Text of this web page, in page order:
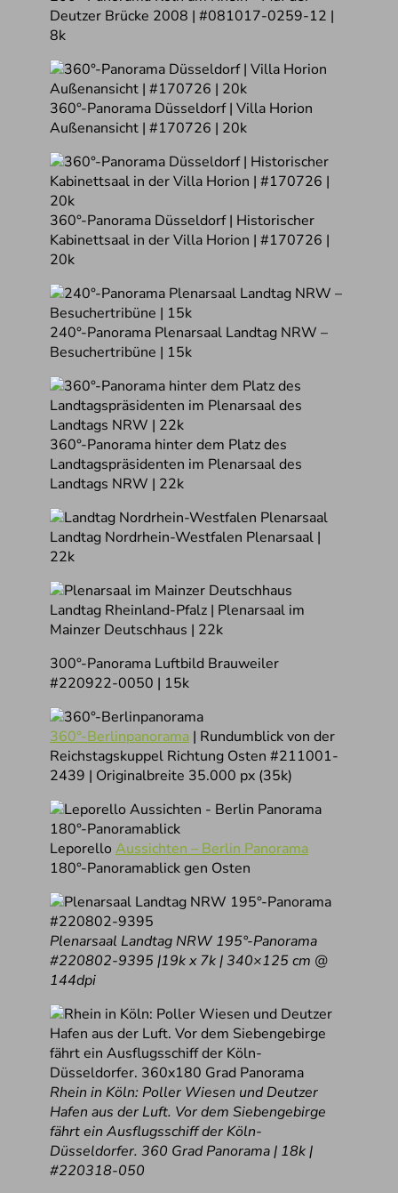
Deutzer Brücke 2008 | #081017-0259-12 |
8k
360°-Panorama Düsseldorf | Villa Horion
Außenansicht | #170726 | 20k
360°-Panorama Düsseldorf | Historischer
Kabinettsaal in der Villa Horion | #170726 |
20k
240°-Panorama Plenarsaal Landtag NRW –
Besuchertribüne | 15k
360°-Panorama hinter dem Platz des
Landtagspräsidenten im Plenarsaal des
Landtags NRW | 22k
Landtag Nordrhein-Westfalen Plenarsaal |
22k
Landtag Rheinland-Pfalz | Plenarsaal im
Mainzer Deutschhaus | 22k
300°-Panorama Luftbild Brauweiler
#220922-0050 | 15k
360°-Berlinpanorama | Rundumblick von der
Reichstagskuppel Richtung Osten #211001-
2439 | Originalbreite 35.000 px (35k)
Leporello Aussichten – Berlin Panorama
180°-Panoramablick gen Osten
Plenarsaal Landtag NRW 195°-Panorama
#220802-9395 |19k x 7k | 340×125 cm @
144dpi
Rhein in Köln: Poller Wiesen und Deutzer
Hafen aus der Luft. Vor dem Siebengebirge
fährt ein Ausflugsschiff der Köln-
Düsseldorfer. 360 Grad Panorama | 18k |
#220318-050